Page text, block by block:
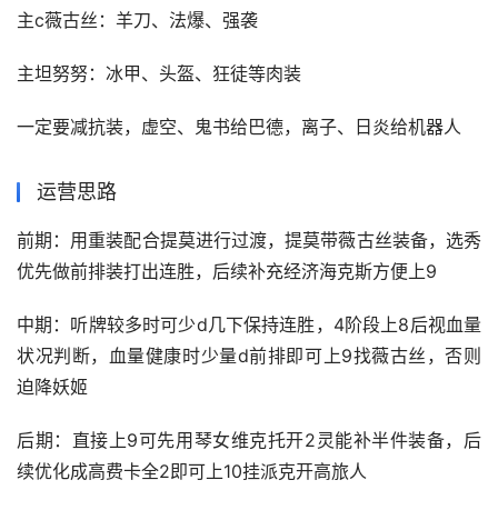
主c薇古丝：羊刀、法爆、强袭
主坦努努：冰甲、头盔、狂徒等肉装
一定要减抗装，虚空、鬼书给巴德，离子、日炎给机器人
运营思路
前期：用重装配合提莫进行过渡，提莫带薇古丝装备，选秀
优先做前排装打出连胜，后续补充经济海克斯方便上9
中期：听牌较多时可少d几下保持连胜，4阶段上8后视血量
状况判断，血量健康时少量d前排即可上9找薇古丝，否则
迫降妖姬
后期：直接上9可先用琴女维克托开2灵能补半件装备，后
续优化成高费卡全2即可上10挂派克开高旅人